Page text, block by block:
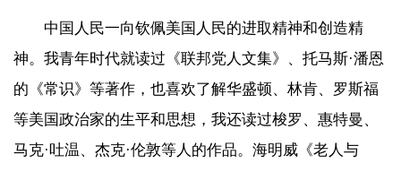
中国人民一向钦佩美国人民的进取精神和创造精
神。我青年时代就读过《联邦党人文集》、托马斯·潘恩
的《常识》等著作，也喜欢了解华盛顿、林肯、罗斯福
等美国政治家的生平和思想，我还读过梭罗、惠特曼、
马克·吐温、杰克·伦敦等人的作品。海明威《老人与